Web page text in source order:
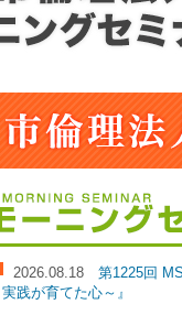
2026.08.18
第1225回
践が育てた心～』